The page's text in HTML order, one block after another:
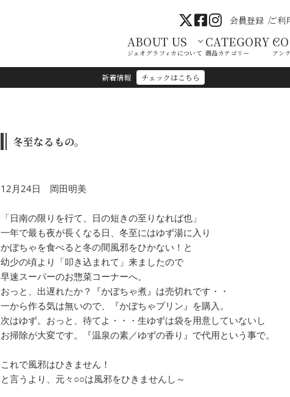
新着情報 チェックはこちら
会員登録 ご利
ABOUT US
ジェオグラフィカについて
CATEGORY
商品カテゴリー アン
冬至なるもの。
12月24日 岡田明美
「日南の限りを行て、日の短きの至りなれば也」
一年で最も夜が長くなる日、冬至にはゆず湯に入り
かぼちゃを食べると冬の間風邪をひかない！と
幼少の頃より「叩き込まれて」来ましたので
早速スーパーのお惣菜コーナーへ。
おっと、出遅れたか？『かぼちゃ煮』は売切れです・・
一から作る気は無いので、『かぼちゃプリン』を購入。
次はゆず。おっと、待てよ・・・生ゆずは袋を用意していないし
お掃除が大変です。『温泉の素／ゆずの香り』で代用という事で。
これで風邪はひきません！
と言うより、元々○○は風邪をひきませんし～